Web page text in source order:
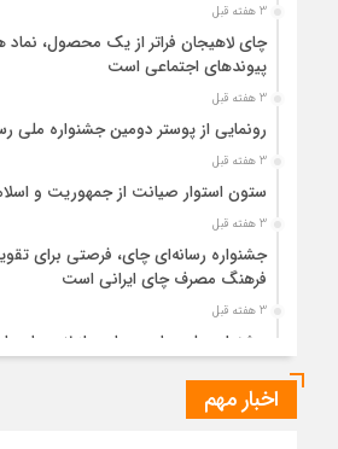
3 هفته قبل
چای لاهیجان فراتر از یک محصول،
پیوندهای اجتماعی است
3 هفته قبل
رونمایی از پوستر دومین جشنواره ملی
3 هفته قبل
ستون استوار صیانت از جمهوریت و
3 هفته قبل
جشنواره رسانه‌ای چای، فرصتی برای
فرهنگ مصرف چای ایرانی است
3 هفته قبل
جشنواره ملی چای، حمایت از لاهیجان یا
1 ماه قبل
اخبار مهم